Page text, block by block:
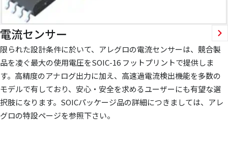
電流センサー
限られた設計条件に於いて、アレグロの電流センサーは、競合製
品を凌ぐ最大の使用電圧をSOIC-16 フットプリントで提供しま
す。高精度のアナログ出力に加え、高速過電流検出機能を多数の
モデルで有しており、安心・安全を求めるユーザーにも有望な選
択肢になります。SOICパッケージ品の詳細につきましては、アレ
グロの特設ページを参照下さい。